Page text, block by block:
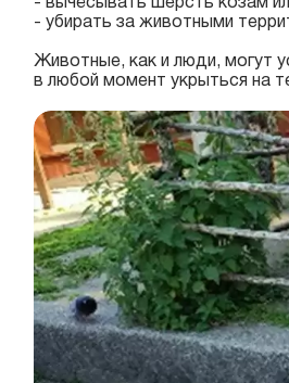
- вычёсывать шерсть козам
- убирать за животными
Животные, как и люди, могут
в любой момент укрыться на